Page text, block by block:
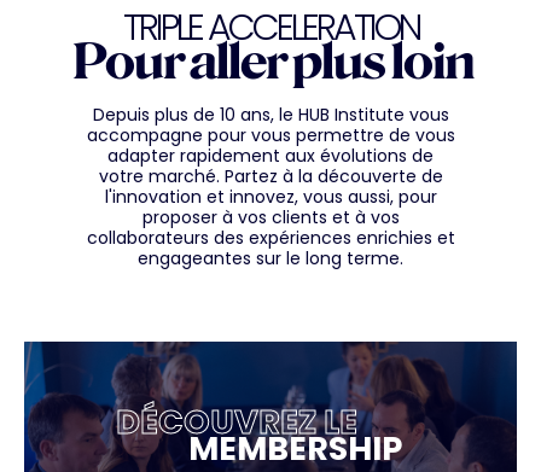
TRIPLE ACCELERATION
Pour aller plus loin
Depuis plus de 10 ans, le HUB Institute vous
accompagne pour vous permettre de vous
adapter rapidement aux évolutions de
votre marché. Partez à la découverte de
l'innovation et innovez, vous aussi, pour
proposer à vos clients et à vos
collaborateurs des expériences enrichies et
engageantes sur le long terme.
DÉCOUVREZ LE
MEMBERSHIP